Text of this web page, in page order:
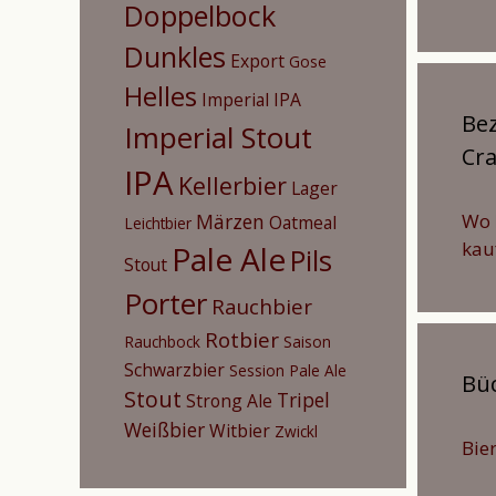
Doppelbock
Dunkles Export Gose
Helles Imperial IPA
Imperial Stout
IPA Kellerbier Lager
Leichtbier Märzen Oatmeal
Stout Pale Ale Pils
Porter Rauchbier
Rauchbock Rotbier Saison
Schwarzbier Session Pale Ale
Stout Strong Ale Tripel
WeißbierWitbier Zwickl
Wo